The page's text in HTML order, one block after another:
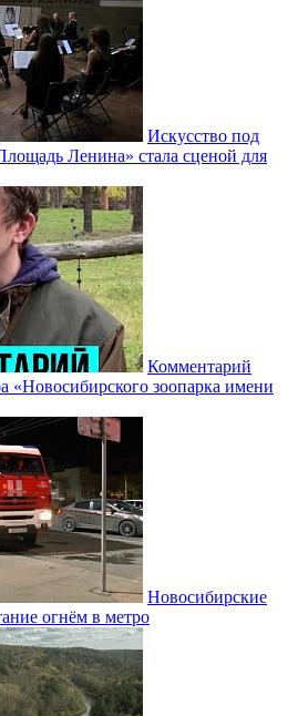
Искусство под
Ленина» стала сценой для
Комментарий
«Новосибирского зоопарка имени
Новосибирские
огнём в метро